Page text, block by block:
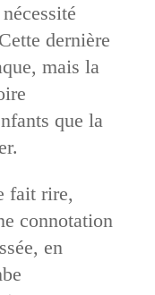
dernière
mais la
que la
fait rire,
connotation
en